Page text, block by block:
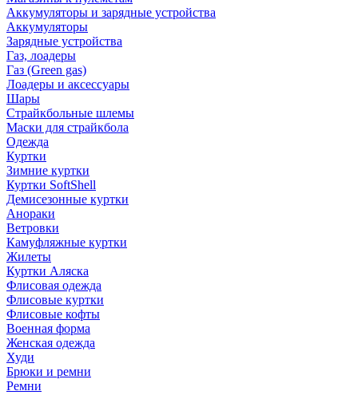
Аккумуляторы и зарядные устройства
Аккумуляторы
Зарядные устройства
Газ, лоадеры
Газ (Green gas)
Лоадеры и аксессуары
Шары
Страйкбольные шлемы
Маски для страйкбола
Одежда
Куртки
Зимние куртки
Куртки SoftShell
Демисезонные куртки
Анораки
Ветровки
Камуфляжные куртки
Жилеты
Куртки Аляска
Флисовая одежда
Флисовые куртки
Флисовые кофты
Военная форма
Женская одежда
Худи
Брюки и ремни
Ремни